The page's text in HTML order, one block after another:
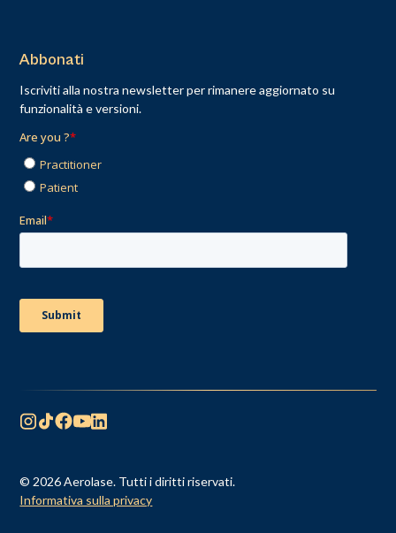
Abbonati
Iscriviti alla nostra newsletter per rimanere aggiornato su
funzionalità e versioni.
© 2026 Aerolase. Tutti i diritti riservati.
Informativa sulla privacy